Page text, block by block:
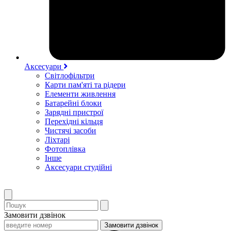
Аксесуари
Світлофільтри
Карти пам'яті та рідери
Елементи живлення
Батарейні блоки
Зарядні пристрої
Перехідні кільця
Чистячі засоби
Ліхтарі
Фотоплівка
Інше
Аксесуари студійні
Замовити дзвінок